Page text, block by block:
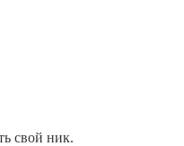
свой ник.